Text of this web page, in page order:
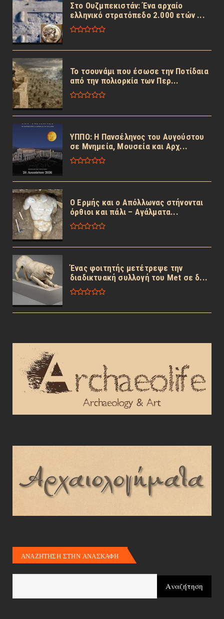
Στο Ουζμπεκιστάν: Ένα αρχαίο
ελληνικό στρατόπεδο 2.000 ετών ...
Το τσουνάμι που έσωσε την Ποτίδαια
από την πολιορκία των Περ...
ΥΠΠΟ: Η Πανσέληνος του Αυγούστου
σε Μνημεία, Μουσεία και Αρχ...
Ο Ερμής και ο Απόλλωνας στήνονται
όρθιοι και πάλι – Αγάλματα...
Ένας φοιτητής μετέτρεψε την
διαδικτυακή συλλογή του Met σε δ...
ΑΝΑΖΗΤΗΣΗ ΣΤΗΝ ΑΝΑΣΚΑΦΗ